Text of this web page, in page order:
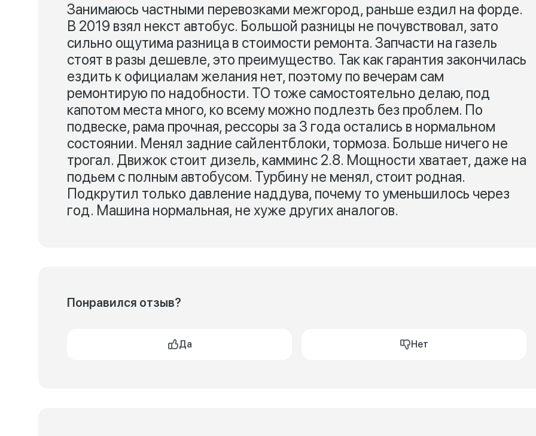
Занимаюсь частными перевозками межгород, раньше ездил на форде.
В 2019 взял некст автобус. Большой разницы не почувствовал, зато
сильно ощутима разница в стоимости ремонта. Запчасти на газель
стоят в разы дешевле, это преимущество. Так как гарантия закончилась
ездить к официалам желания нет, поэтому по вечерам сам
ремонтирую по надобности. ТО тоже самостоятельно делаю, под
капотом места много, ко всему можно подлезть без проблем. По
подвеске, рама прочная, рессоры за 3 года остались в нормальном
состоянии. Менял задние сайлентблоки, тормоза. Больше ничего не
трогал. Движок стоит дизель, камминс 2.8. Мощности хватает, даже на
подьем с полным автобусом. Турбину не менял, стоит родная.
Подкрутил только давление наддува, почему то уменьшилось через
год. Машина нормальная, не хуже других аналогов.
Понравился отзыв?
Да Нет